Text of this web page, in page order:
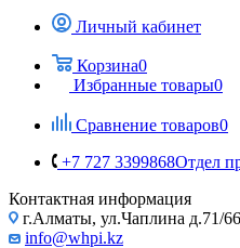
Личный кабинет
Корзина0
Избранные товары0
Сравнение товаров0
+7 727 3399868Отдел
Контактная информация
г.Алматы, ул.Чаплина д.71/
info@whpi.kz